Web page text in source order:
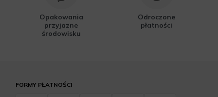
Opakowania
przyjazne
środowisku
Odroczone
płatności
FORMY PŁATNOŚCI